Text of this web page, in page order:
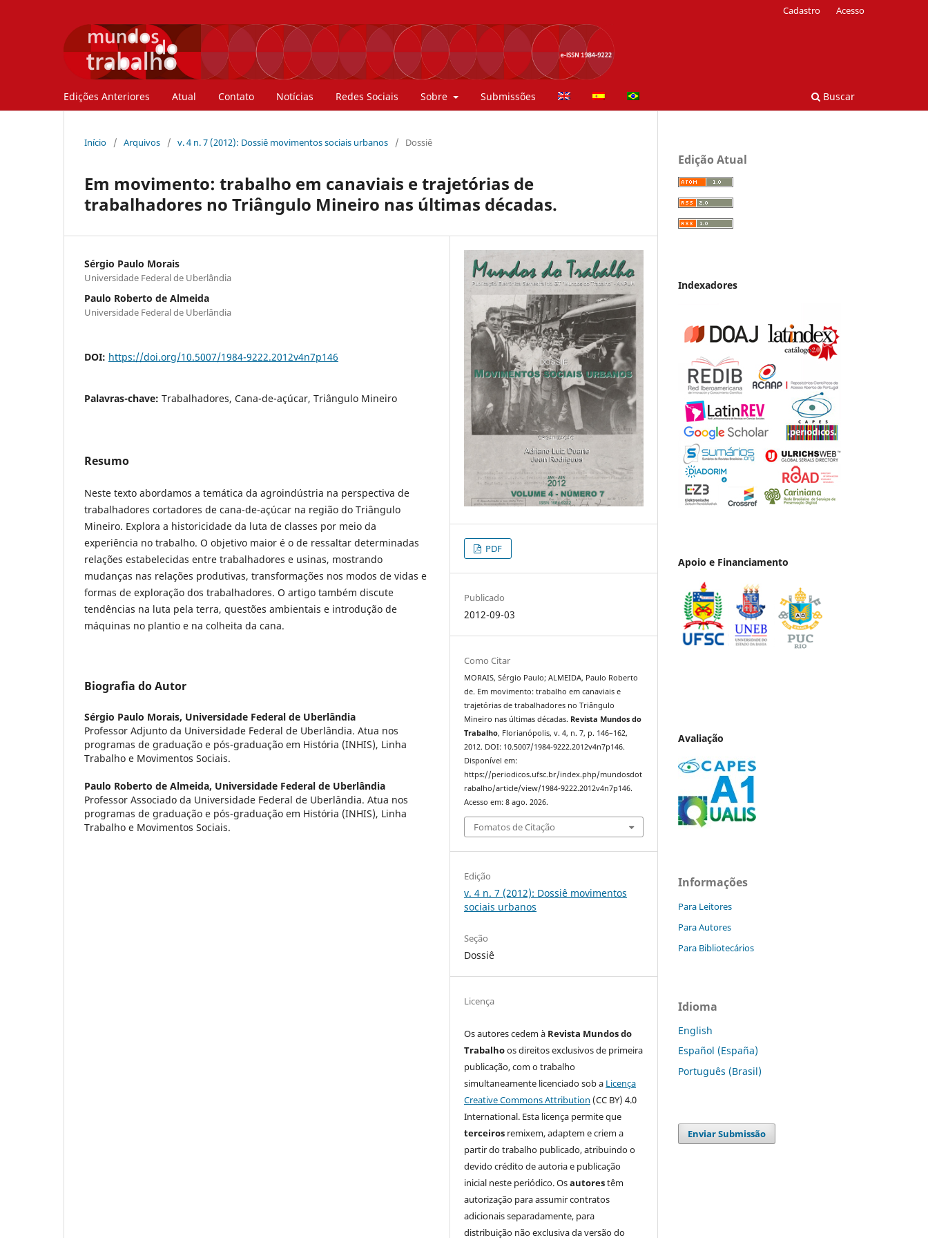
Edições Anteriores Atual Contato Notícias Redes Sociais Sobre Submissões Buscar
Cadastro Acesso
Início / Arquivos / v. 4 n. 7 (2012): Dossiê movimentos sociais urbanos / Dossiê
Em movimento: trabalho em canaviais e trajetórias de
trabalhadores no Triângulo Mineiro nas últimas décadas.
Sérgio Paulo Morais
Universidade Federal de Uberlândia
Paulo Roberto de Almeida
Universidade Federal de Uberlândia
DOI: https://doi.org/10.5007/1984-9222.2012v4n7p146
Palavras-chave: Trabalhadores, Cana-de-açúcar, Triângulo Mineiro
Resumo
Neste texto abordamos a temática da agroindústria na perspectiva de
trabalhadores cortadores de cana-de-açúcar na região do Triângulo
Mineiro. Explora a historicidade da luta de classes por meio da
experiência no trabalho. O objetivo maior é o de ressaltar determinadas
relações estabelecidas entre trabalhadores e usinas, mostrando
mudanças nas relações produtivas, transformações nos modos de vidas e
formas de exploração dos trabalhadores. O artigo também discute
tendências na luta pela terra, questões ambientais e introdução de
máquinas no plantio e na colheita da cana.
Biografia do Autor
Sérgio Paulo Morais, Universidade Federal de Uberlândia
Professor Adjunto da Universidade Federal de Uberlândia. Atua nos
programas de graduação e pós-graduação em História (INHIS), Linha
Trabalho e Movimentos Sociais.
Paulo Roberto de Almeida, Universidade Federal de Uberlândia
Professor Associado da Universidade Federal de Uberlândia. Atua nos
programas de graduação e pós-graduação em História (INHIS), Linha
Trabalho e Movimentos Sociais.
PDF
Publicado
2012-09-03
Como Citar
MORAIS, Sérgio Paulo; ALMEIDA, Paulo Roberto
de. Em movimento: trabalho em canaviais e
trajetórias de trabalhadores no Triângulo
Mineiro nas últimas décadas. Revista Mundos do
Trabalho, Florianópolis, v. 4, n. 7, p. 146–162,
2012. DOI: 10.5007/1984-9222.2012v4n7p146.
Disponível em:
https://periodicos.ufsc.br/index.php/mundosdot
rabalho/article/view/1984-9222.2012v4n7p146.
Acesso em: 8 ago. 2026.
Fomatos de Citação
Edição
v. 4 n. 7 (2012): Dossiê movimentos
sociais urbanos
Seção
Dossiê
Licença
Os autores cedem à Revista Mundos do
Trabalhoos direitos exclusivos de primeira
publicação, com o trabalho
simultaneamente licenciado sob a Licença
Creative Commons Attribution (CC BY) 4.0
International. Esta licença permite que
terceiros remixem, adaptem e criem a
partir do trabalho publicado, atribuindo o
devido crédito de autoria e publicação
inicial neste periódico. Osautorestêm
autorização para assumir contratos
adicionais separadamente, para
distribuição não exclusiva da versão do
Edição Atual
Indexadores
Apoio e Financiamento
Avaliação
Informações
Para Leitores
Para Autores
Para Bibliotecários
Idioma
English
Español (España)
Português (Brasil)
Enviar Submissão